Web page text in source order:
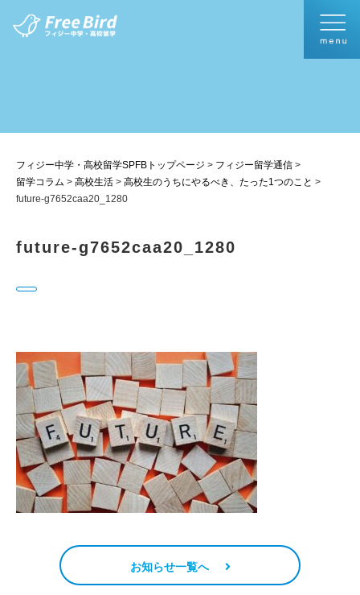
フィジー中学・高校留学SPFBトップページ > フィジー留学通信 >
留学コラム > 高校生活 > 高校生のうちにやるべき、たった1つのこと >
future-g7652caa20_1280
future-g7652caa20_1280
お知らせ一覧へ